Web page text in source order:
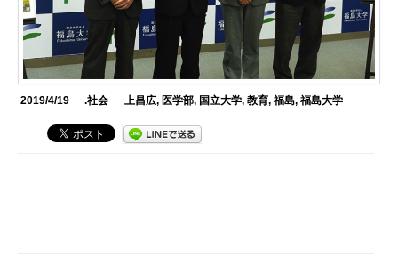
2019/4/19 .社会 上昌広, 医学部, 国立大学, 教育, 福島, 福島大学